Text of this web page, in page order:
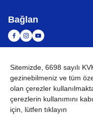
Bağlan
TÜRKİYE Küresel Ağ
KVKK Kullanım Koşulları
©2026BROTHER
Sitemizde, 6698 sayılı
gezinebilmeniz ve tüm
olan çerezler
çerezlerin kullanımını
için, lütfen tıklayın